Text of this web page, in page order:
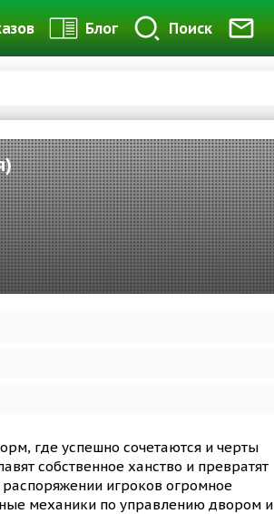
Блог Поиск
где успешно сочетаются и черты
собственное ханство и превратят
игроков огромное
механики по управлению двором и